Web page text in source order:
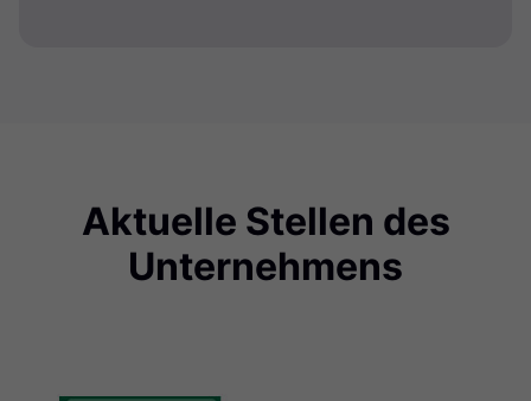
Aktuelle Stellen des
Unternehmens